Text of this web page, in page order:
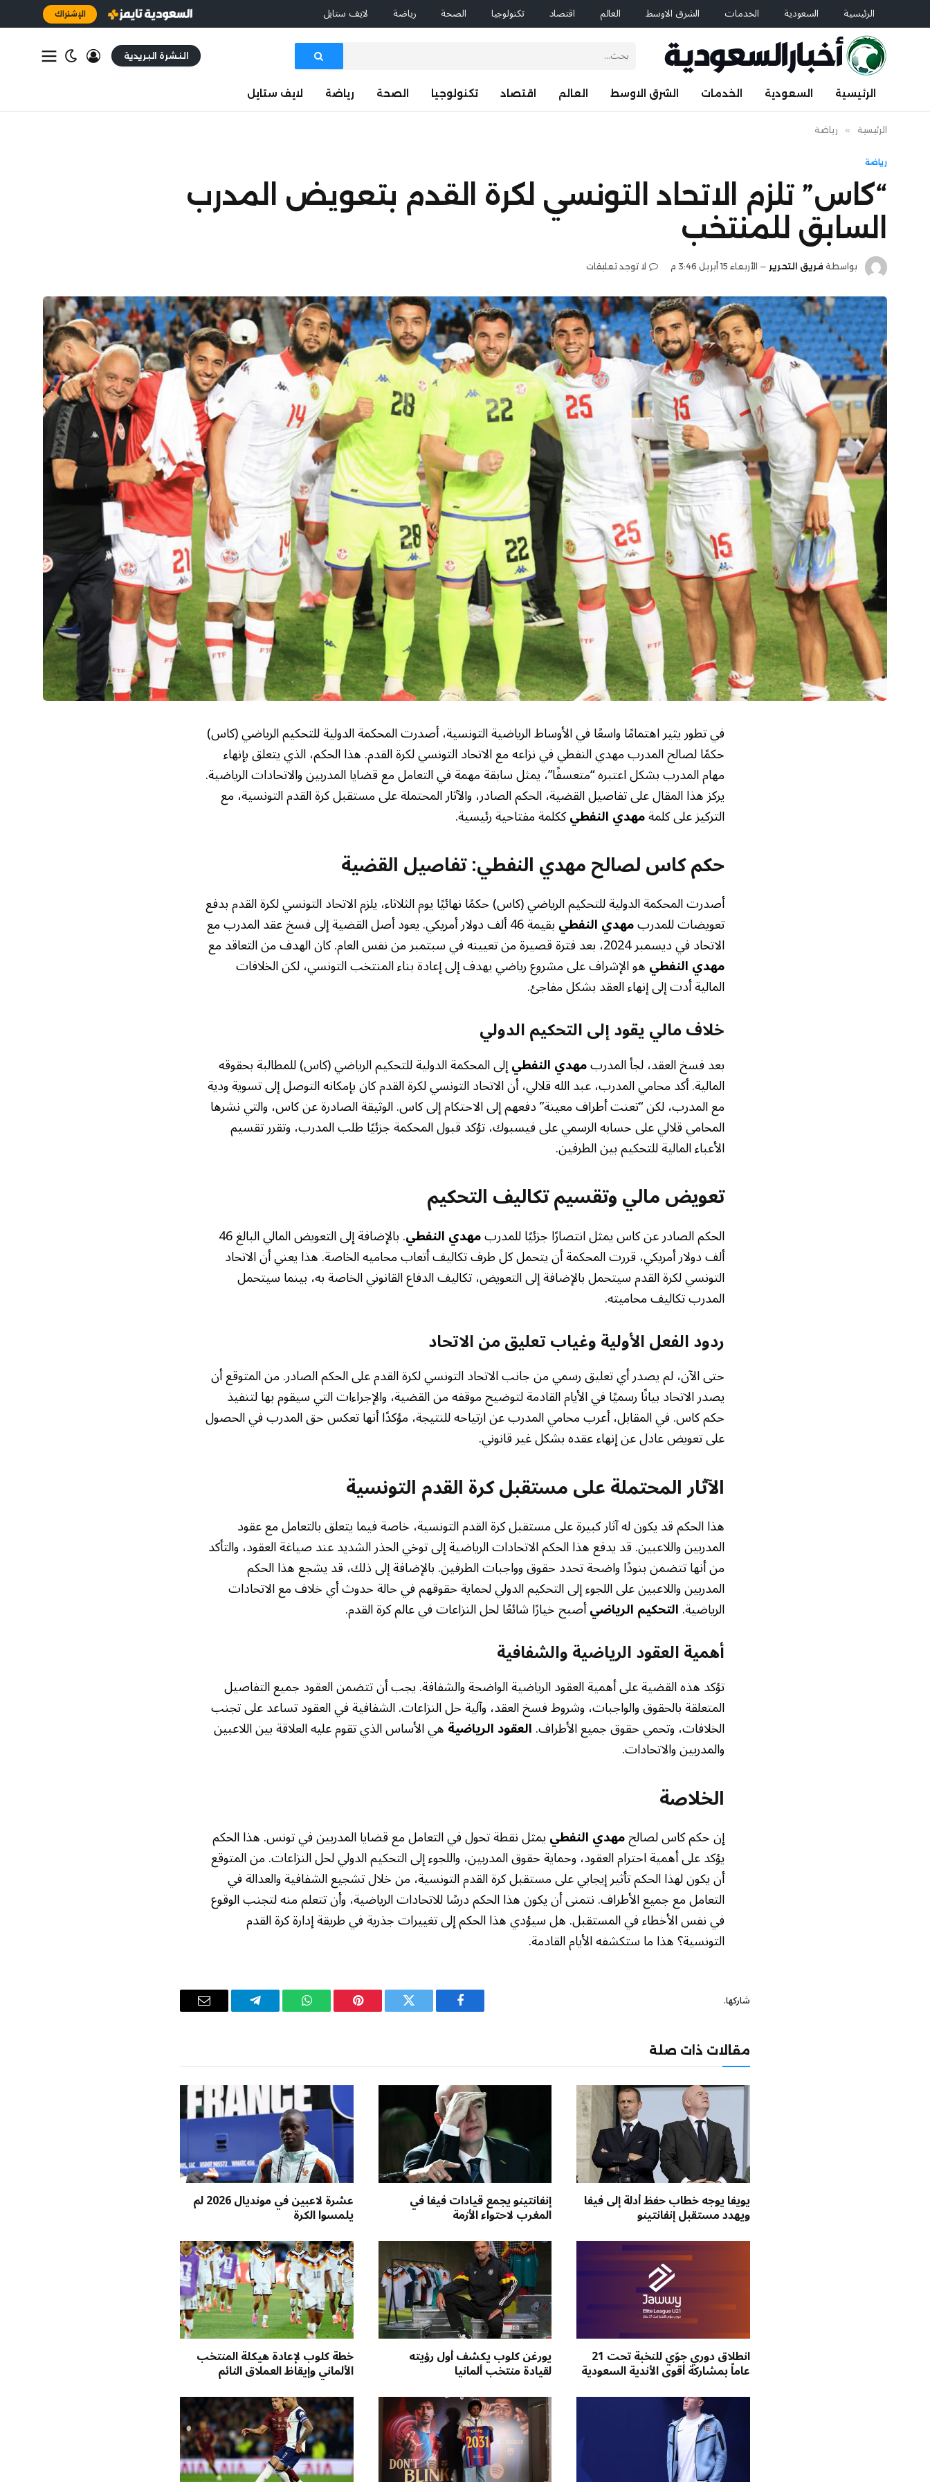
الرئيسية السعودية الخدمات الشرق الاوسط العالم اقتصاد تكنولوجيا الصحة رياضة لايف ستايل الإشتراك
النشرة البريدية
الرئيسية السعودية الخدمات الشرق الاوسط العالم اقتصاد تكنولوجيا الصحة رياضة لايف ستايل
الرئيسية » رياضة
رياضة
“كاس” تلزم الاتحاد التونسي لكرة القدم بتعويض المدرب
السابق للمنتخب
بواسطة فريق التحرير الأربعاء 15 أبريل 3:46 م لا توجد تعليقات
في تطور يثير اهتمامًا واسعًا في الأوساط الرياضية التونسية، أصدرت المحكمة الدولية للتحكيم الرياضي (كاس)
حكمًا لصالح المدرب مهدي النفطي في نزاعه مع الاتحاد التونسي لكرة القدم. هذا الحكم، الذي يتعلق بإنهاء
مهام المدرب بشكل اعتبره “متعسفًا”، يمثل سابقة مهمة في التعامل مع قضايا المدربين والاتحادات الرياضية.
يركز هذا المقال على تفاصيل القضية، الحكم الصادر، والآثار المحتملة على مستقبل كرة القدم التونسية، مع
التركيز على كلمةمهدي النفطيككلمة مفتاحية رئيسية.
حكم كاس لصالح مهدي النفطي: تفاصيل القضية
أصدرت المحكمة الدولية للتحكيم الرياضي (كاس) حكمًا نهائيًا يوم الثلاثاء، يلزم الاتحاد التونسي لكرة القدم بدفع
تعويضات للمدربمهدي النفطي بقيمة 46 ألف دولار أمريكي. يعود أصل القضية إلى فسخ عقد المدرب مع
الاتحاد في ديسمبر 2024، بعد فترة قصيرة من تعيينه في سبتمبر من نفس العام. كان الهدف من التعاقد مع
مهدي النفطيهو الإشراف على مشروع رياضي يهدف إلى إعادة بناء المنتخب التونسي، لكن الخلافات
المالية أدت إلى إنهاء العقد بشكل مفاجئ.
خلاف مالي يقود إلى التحكيم الدولي
بعد فسخ العقد، لجأ المدربمهدي النفطيإلى المحكمة الدولية للتحكيم الرياضي (كاس) للمطالبة بحقوقه
المالية. أكد محامي المدرب، عبد الله قلالي، أن الاتحاد التونسي لكرة القدم كان بإمكانه التوصل إلى تسوية ودية
مع المدرب، لكن “تعنت أطراف معينة” دفعهم إلى الاحتكام إلى كاس. الوثيقة الصادرة عن كاس، والتي نشرها
المحامي قلالي على حسابه الرسمي على فيسبوك، تؤكد قبول المحكمة جزئيًا طلب المدرب، وتقرر تقسيم
الأعباء المالية للتحكيم بين الطرفين.
تعويض مالي وتقسيم تكاليف التحكيم
الحكم الصادر عن كاس يمثل انتصارًا جزئيًا للمدربمهدي النفطي . بالإضافة إلى التعويض المالي البالغ 46
ألف دولار أمريكي، قررت المحكمة أن يتحمل كل طرف تكاليف أتعاب محاميه الخاصة. هذا يعني أن الاتحاد
التونسي لكرة القدم سيتحمل بالإضافة إلى التعويض، تكاليف الدفاع القانوني الخاصة به، بينما سيتحمل
المدرب تكاليف محاميته.
ردود الفعل الأولية وغياب تعليق من الاتحاد
حتى الآن، لم يصدر أي تعليق رسمي من جانب الاتحاد التونسي لكرة القدم على الحكم الصادر. من المتوقع أن
يصدر الاتحاد بيانًا رسميًا في الأيام القادمة لتوضيح موقفه من القضية، والإجراءات التي سيقوم بها لتنفيذ
حكم كاس. في المقابل، أعرب محامي المدرب عن ارتياحه للنتيجة، مؤكدًا أنها تعكس حق المدرب في الحصول
على تعويض عادل عن إنهاء عقده بشكل غير قانوني.
الآثار المحتملة على مستقبل كرة القدم التونسية
هذا الحكم قد يكون له آثار كبيرة على مستقبل كرة القدم التونسية، خاصة فيما يتعلق بالتعامل مع عقود
المدربين واللاعبين. قد يدفع هذا الحكم الاتحادات الرياضية إلى توخي الحذر الشديد عند صياغة العقود، والتأكد
من أنها تتضمن بنودًا واضحة تحدد حقوق وواجبات الطرفين. بالإضافة إلى ذلك، قد يشجع هذا الحكم
المدربين واللاعبين على اللجوء إلى التحكيم الدولي لحماية حقوقهم في حالة حدوث أي خلاف مع الاتحادات
الرياضية.التحكيم الرياضيأصبح خيارًا شائعًا لحل النزاعات في عالم كرة القدم.
أهمية العقود الرياضية والشفافية
تؤكد هذه القضية على أهمية العقود الرياضية الواضحة والشفافة. يجب أن تتضمن العقود جميع التفاصيل
المتعلقة بالحقوق والواجبات، وشروط فسخ العقد، وآلية حل النزاعات. الشفافية في العقود تساعد على تجنب
الخلافات، وتحمي حقوق جميع الأطراف.العقود الرياضيةهي الأساس الذي تقوم عليه العلاقة بين اللاعبين
والمدربين والاتحادات.
الخلاصة
إن حكم كاس لصالحمهدي النفطييمثل نقطة تحول في التعامل مع قضايا المدربين في تونس. هذا الحكم
يؤكد على أهمية احترام العقود، وحماية حقوق المدربين، واللجوء إلى التحكيم الدولي لحل النزاعات. من المتوقع
أن يكون لهذا الحكم تأثير إيجابي على مستقبل كرة القدم التونسية، من خلال تشجيع الشفافية والعدالة في
التعامل مع جميع الأطراف. نتمنى أن يكون هذا الحكم درسًا للاتحادات الرياضية، وأن تتعلم منه لتجنب الوقوع
في نفس الأخطاء في المستقبل. هل سيؤدي هذا الحكم إلى تغييرات جذرية في طريقة إدارة كرة القدم
التونسية؟ هذا ما ستكشفه الأيام القادمة.
شاركها.
فيسبوك تويتر بينتيريستواتساب تيلقرام
البريد
مقالات ذات صلة
يويفا يوجه خطاب حفظ أدلة إلى فيفا
ويهدد مستقبل إنفانتينو
إنفانتينو يجمع قيادات فيفا في
المغرب لاحتواء الأزمة
عشرة لاعبين في مونديال 2026 لم
يلمسوا الكرة
انطلاق دوري جوّي للنخبة تحت 21
عاماً بمشاركة أقوى الأندية السعودية
يورغن كلوب يكشف أول رؤيته
لقيادة منتخب ألمانيا
خطة كلوب لإعادة هيكلة المنتخب
الألماني وإيقاظ العملاق النائم